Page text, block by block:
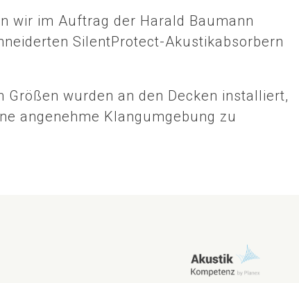
wir im Auftrag der Harald Baumann
SilentProtect-Akustikabsorbern
wurden an den Decken installiert,
angenehme Klangumgebung zu